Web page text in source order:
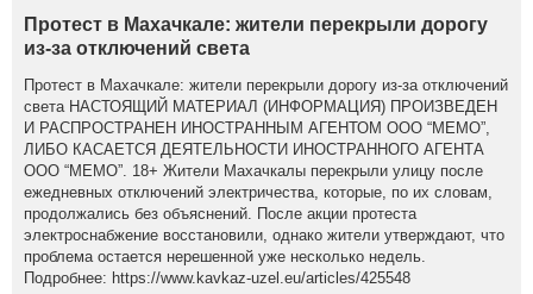
Протест в Махачкале: жители перекрыли дорогу
из-за отключений света
Протест в Махачкале: жители перекрыли дорогу из-за отключений
света НАСТОЯЩИЙ МАТЕРИАЛ (ИНФОРМАЦИЯ) ПРОИЗВЕДЕН
И РАСПРОСТРАНЕН ИНОСТРАННЫМ АГЕНТОМ ООО “МЕМО”,
ЛИБО КАСАЕТСЯ ДЕЯТЕЛЬНОСТИ ИНОСТРАННОГО АГЕНТА
ООО “МЕМО”. 18+ Жители Махачкалы перекрыли улицу после
ежедневных отключений электричества, которые, по их словам,
продолжались без объяснений. После акции протеста
электроснабжение восстановили, однако жители утверждают, что
проблема остается нерешенной уже несколько недель.
Подробнее: https://www.kavkaz-uzel.eu/articles/425548